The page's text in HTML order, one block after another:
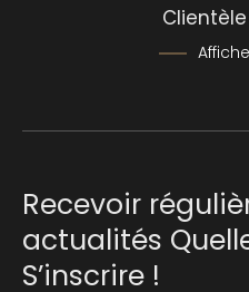
Recevoir
actualités
S’inscrire !